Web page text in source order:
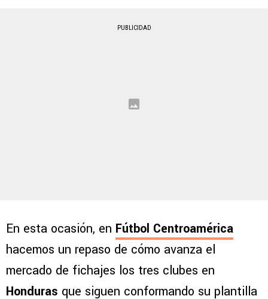
PUBLICIDAD
En esta ocasión, en Fútbol Centroamérica
hacemos un repaso de cómo avanza el
mercado de fichajes los tres clubes en
Honduras que siguen conformando su plantilla